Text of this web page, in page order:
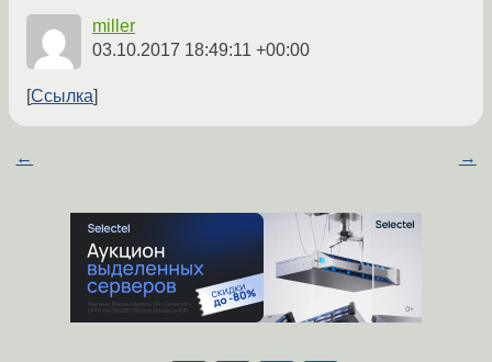
miller
03.10.2017 18:49:11 +00:00
Ссылка
← →